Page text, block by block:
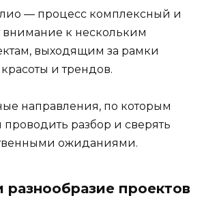
— процесс комплексный и
внимание к нескольким
выходящим за рамки
и трендов.
направления, по которым
разбор и сверять
ожиданиями.
разнообразие проектов